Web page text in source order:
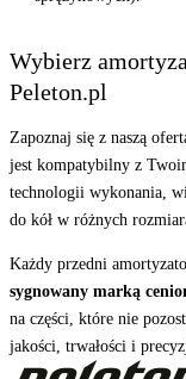
Wybierz
Peleton.pl
Zapoznaj się z naszą
jest kompatybilny z
technologii wykonania,
do kół w różnych
Każdy przedni
sygnowany marką
na części, które nie
jakości, trwałości i